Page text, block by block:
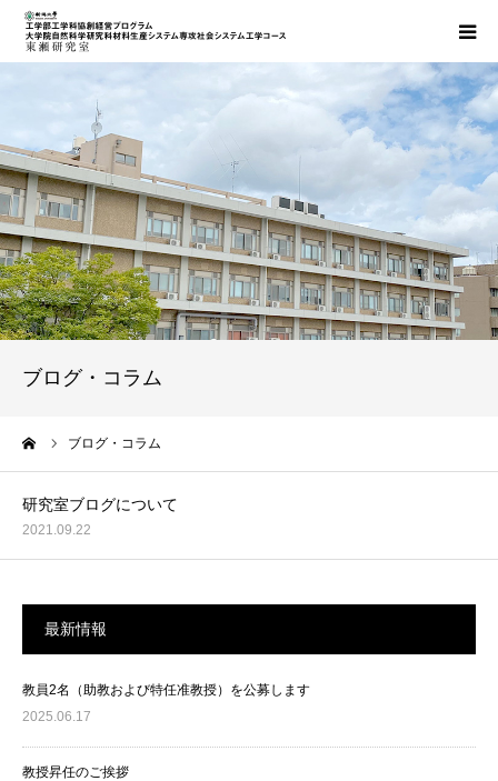
ブログ・コラム
ブログ・コラム
研究室ブログについて
2021.09.22
最新情報
教員2名（助教および特任准教授）を公募します
2025.06.17
教授昇任のご挨拶
研究室概要
研究の紹介・研究業績
担当講義紹介